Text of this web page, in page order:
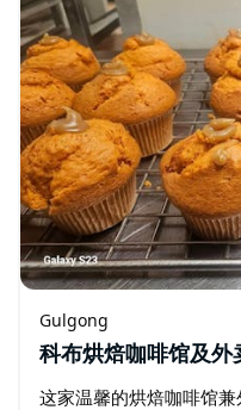
Gulgong
科布烘焙咖啡馆及外
这家温馨的烘焙咖啡馆